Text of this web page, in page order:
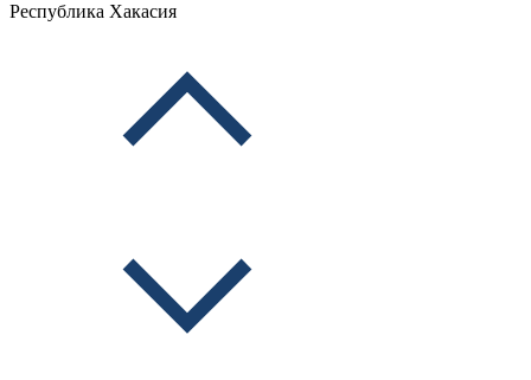
Республика Хакасия